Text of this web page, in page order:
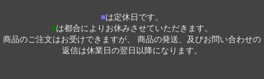
■は定休日です。
■は都合によりお休みさせていただきます。
商品のご注文はお受けできますが、 商品の発送、及びお問い合わせの
返信は休業日の翌日以降になります。